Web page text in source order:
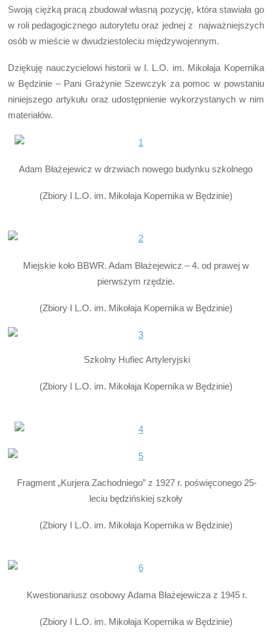
Swoją ciężką pracą zbudował własną pozycję, która stawiała go
w roli pedagogicznego autorytetu oraz jednej z najważniejszych
osób w mieście w dwudziestoleciu międzywojennym.
Dziękuję nauczycielowi historii w I. L.O. im. Mikołaja Kopernika
w Będzinie – Pani Grażynie Szewczyk za pomoc w powstaniu
niniejszego artykułu oraz udostępnienie wykorzystanych w nim
materiałów.
Adam Błażejewicz w drzwiach nowego budynku szkolnego
(Zbiory I L.O. im. Mikołaja Kopernika w Będzinie)
Miejskie koło BBWR. Adam Błażejewicz – 4. od prawej w
pierwszym rzędzie.
(Zbiory I L.O. im. Mikołaja Kopernika w Będzinie)
Szkolny Hufiec Artyleryjski
(Zbiory I L.O. im. Mikołaja Kopernika w Będzinie)
Fragment „Kurjera Zachodniego” z 1927 r. poświęconego 25-
leciu będzińskiej szkoły
(Zbiory I L.O. im. Mikołaja Kopernika w Będzinie)
Kwestionariusz osobowy Adama Błażejewicza z 1945 r.
(Zbiory I L.O. im. Mikołaja Kopernika w Będzinie)